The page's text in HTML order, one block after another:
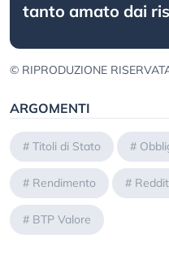
tanto amato dai
© RIPRODUZIONE
ARGOMENTI
# Titoli di Stato #
# Rendimento #
# BTP Valore